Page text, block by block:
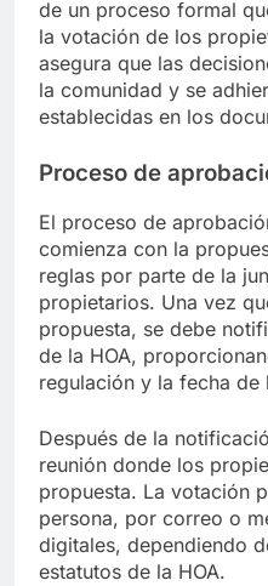
de un proceso formal
la votación de los
asegura que las
la comunidad y se
establecidas en los
Proceso de
El proceso de
comienza con la
reglas por parte de la
propietarios. Una vez
propuesta, se debe
de la HOA,
regulación y la fecha de
Después de la
reunión donde los
propuesta. La votación
persona, por correo o
digitales, dependiendo
estatutos de la HOA.